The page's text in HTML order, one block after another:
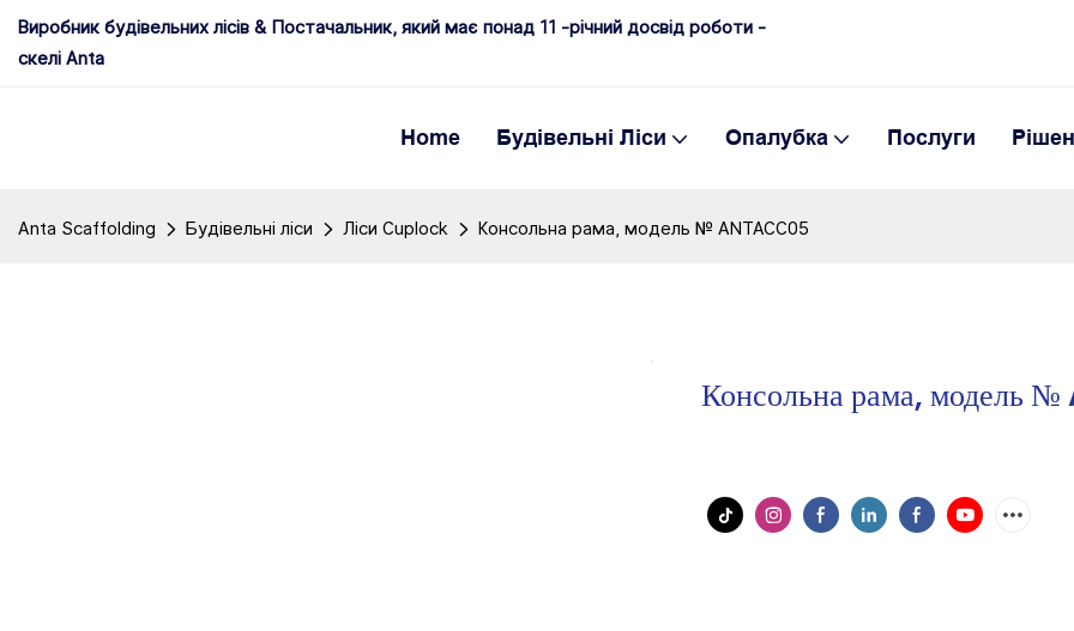
Виробник будівельних лісів & Постачальник, який має понад 11 -річний досвід роботи -
скелі Anta
Home Будівельні Ліси Опалубка Послуги
Anta Scaffolding Будівельні ліси Ліси Cuplock Консольна рама, модель № ANTACC05
Консольна рама, модель